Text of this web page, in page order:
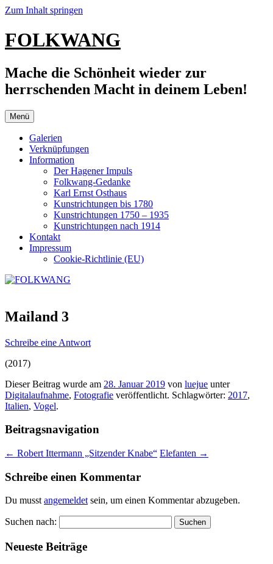
Zum Inhalt springen
FOLKWANG
Mache die Schönheit wieder zur
herrschenden Macht in deinem Leben!
Menü
Galerien
Verknüpfungen
Information
Der Hagener Impuls
Folkwang-Gedanke
Karl Ernst Osthaus
Kunstrichtungen bis 1780
Kunstrichtungen 1750 – 1935
Kunstrichtungen nach 1914
Kontakt
Impressum
Cookie-Richtlinie (EU)
Mailand 3
Schreibe eine Antwort
(2017)
Dieser Beitrag wurde am 28. Januar 2019 von luejue unter
Digitalaufnahme, Fotografie veröffentlicht. Schlagwörter: 2017,
Italien, Vogel.
Beitragsnavigation
← Robert Ittermann „Sitzender Knabe“ Elefanten →
Schreibe einen Kommentar
Du musstangemeldetsein, um einen Kommentar abzugeben.
Suchen nach:
Neueste Beiträge